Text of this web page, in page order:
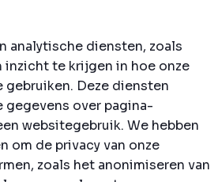
analytische diensten, zoals
inzicht te krijgen in hoe onze
gebruiken. Deze diensten
gegevens over pagina-
websitegebruik. We hebben
om de privacy van onze
zoals het anonimiseren van